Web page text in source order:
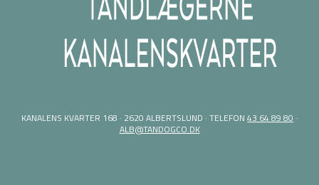
KANALENS KVARTER 168 · 2620 ALBERTSLUND · TELEFON 43 64 89 80 ·
ALB@TANDOGCO.DK